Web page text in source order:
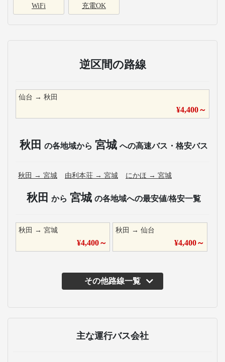
WiFi 充電OK
逆区間の路線
仙台 → 秋田
¥4,400～
秋田 の各地域から 宮城 への高速バス・格安バス
秋田 → 宮城 由利本荘 → 宮城 にかほ → 宮城
秋田 から 宮城 の各地域への最安値/格安一覧
秋田 → 宮城
¥4,400～
秋田 →仙台
¥4,400～
その他路線一覧
主な運行バス会社